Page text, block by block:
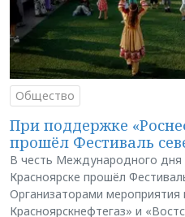
Общество
При поддержке
прошёл Фестиваль
В честь Международного дня
Красноярске прошёл
Организаторами
Красноярскнефтегаз» и